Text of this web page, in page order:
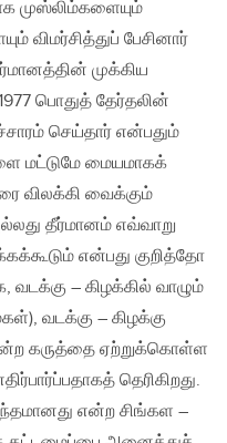
முஸ்லிம்களையும்
விமர்சித்துப் பேசினார்
முக்கிய
பொதுத் தேர்தலின்
செய்தார் என்பதும்
மட்டுமே மையமாகக்
விலக்கி வைக்கும்
தீர்மானம் எவ்வாறு
என்பது குறித்தோ
வடக்கு – கிழக்கில் வாழும்
வடக்கு – கிழக்கு
கருத்தை ஏற்றுக்கொள்ள
தெரிகிறது.
என்ற சிங்கள –